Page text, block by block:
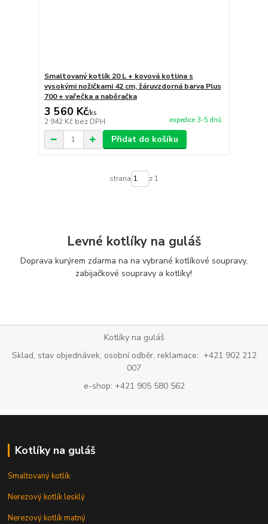
Smaltovaný kotlík 20 L + kovová kotlina s
vysokými nožičkami 42 cm, žáruvzdorná barva Plus
700 + vařečka a naběračka
3 560 Kč/ks
2 942 Kč bez DPH expedice 3-5 dnů
Přidat do košíku
strana z 1
Levné kotlíky na guláš
Doprava kurýrem zdarma na na vybrané kotlíkové soupravy,
zabijačkové soupravy a kotlíky!
Kotlíky na guláš
Sklad, stav objednávek, osobní odběr, reklamace: +421 902 212
007
e-shop: +421 905 580 562
Kotlíky na guláš
Smaltovaný kotlík
Nerezový kotlík lesklý
Nerezový kotlík matný